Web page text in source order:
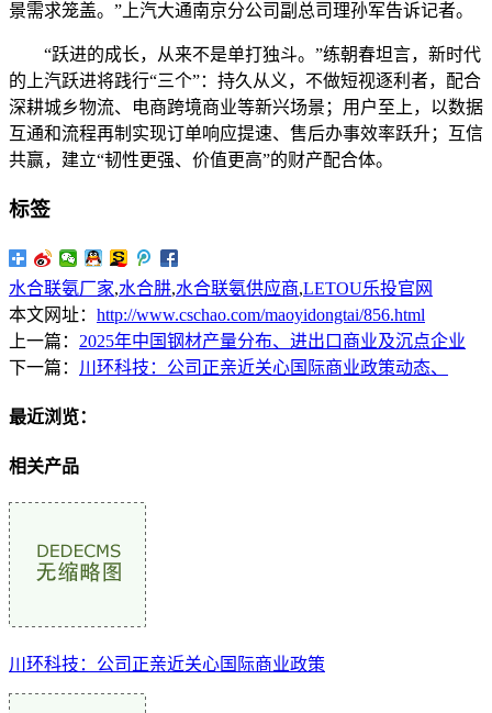
景需求笼盖。”上汽大通南京分公司副总司理孙军告诉记者。
“跃进的成长，从来不是单打独斗。”练朝春坦言，新时代
的上汽跃进将践行“三个”：持久从义，不做短视逐利者，配合
深耕城乡物流、电商跨境商业等新兴场景；用户至上，以数据
互通和流程再制实现订单响应提速、售后办事效率跃升；互信
共赢，建立“韧性更强、价值更高”的财产配合体。
标签
水合联氨厂家,水合肼,水合联氨供应商,LETOU乐投官网
本文网址： http://www.cschao.com/maoyidongtai/856.html
上一篇： 2025年中国钢材产量分布、进出口商业及沉点企业
下一篇： 川环科技：公司正亲近关心国际商业政策动态、
最近浏览：
相关产品
川环科技：公司正亲近关心国际商业政策